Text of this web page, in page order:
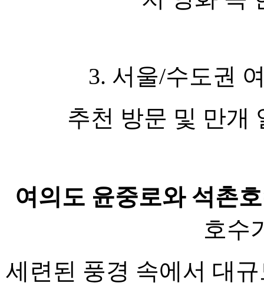
3. 서울/수도권
추천 방문 및 만개
여의도 윤중로와 석촌
호수
세련된 풍경 속에서 대